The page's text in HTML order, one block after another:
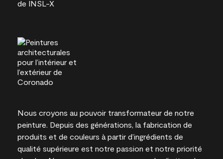
Nous croyons au pouvoir transformateur de notre
peinture. Depuis des générations, la fabrication de
produits et de couleurs à partir d’ingrédients de
qualité supérieure est notre passion et notre priorité